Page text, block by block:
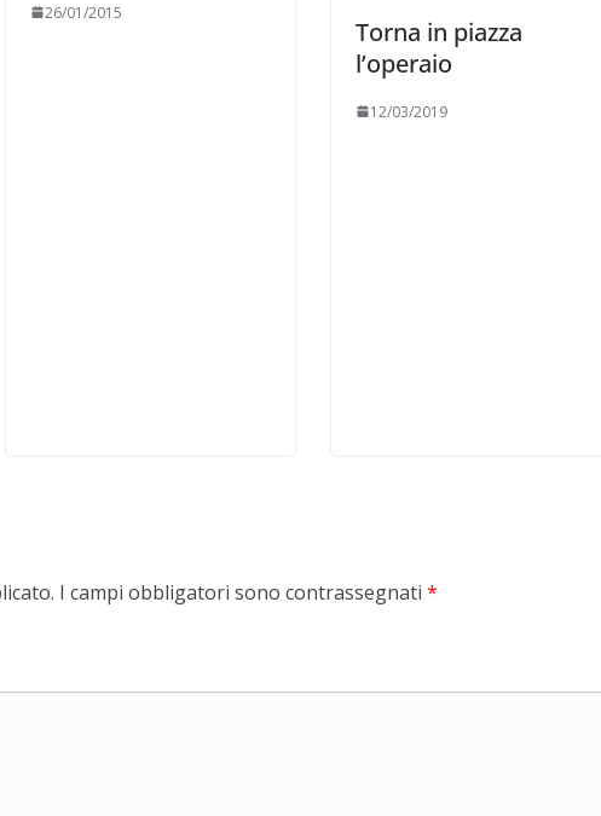
26/01/2015
Torna in piazza
l’operaio
12/03/2019
I campi obbligatori sono contrassegnati *